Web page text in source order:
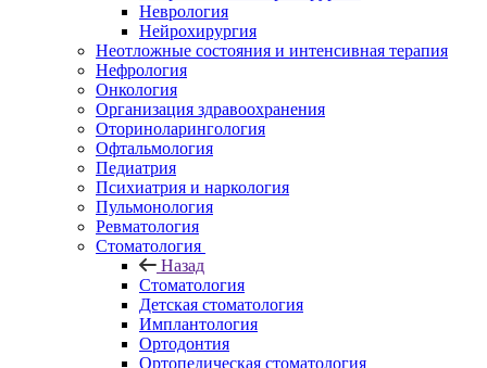
Неврология
Нейрохирургия
Неотложные состояния и интенсивная терапия
Нефрология
Онкология
Организация здравоохранения
Оториноларингология
Офтальмология
Педиатрия
Психиатрия и наркология
Пульмонология
Ревматология
Стоматология
Назад
Стоматология
Детская стоматология
Имплантология
Ортодонтия
Ортопедическая стоматология